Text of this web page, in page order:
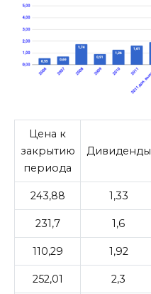
Цена к
закрытию
периода
Дивиденды
243,88 1,33
231,7 1,6
110,29 1,92
252,01 2,3